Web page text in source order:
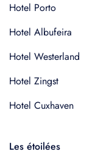
Hotel Porto
Hotel Albufeira
Hotel Westerland
Hotel Zingst
Hotel Cuxhaven
Les étoilées